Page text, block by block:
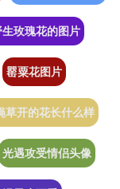
玫瑰花的图片
罂粟花图片
草开的花长什么样
光遇攻受情侣头像